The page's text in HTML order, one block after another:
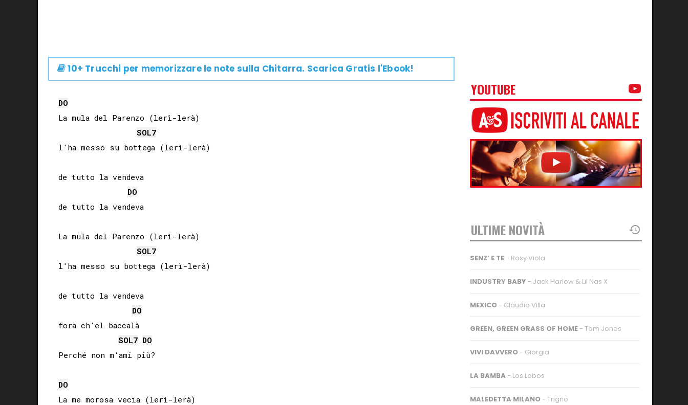
10+ Trucchi per memorizzare le note sulla Chitarra. Scarica Gratis l'Ebook!
DO
La mula del Parenzo (lerì-lerà)
SOL7
l'ha messo su bottega (lerì-lerà)
de tutto la vendeva
DO
de tutto la vendeva
La mula del Parenzo (lerì-lerà)
SOL7
l'ha messo su bottega (lerì-lerà)
de tutto la vendeva
DO
fora ch'el baccalà
SOL7 DO
Perché non m'ami più?
DO
La me morosa vecia (lerì-lerà)
YOUTUBE
ULTIME NOVITÀ
SENZ’ E TE - Rosy Viola
INDUSTRY BABY - Jack Harlow & Lil Nas X
MEXICO - Claudio Villa
GREEN, GREEN GRASS OF HOME - Tom Jones
VIVI DAVVERO - Giorgia
LA BAMBA - Los Lobos
MALEDETTA MILANO - Trigno